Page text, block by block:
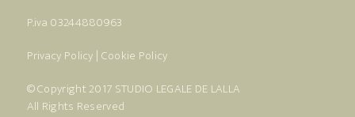
P.iva 03244880963
Privacy Policy | Cookie Policy
© Copyright 2017 STUDIO LEGALE DE LALLA
All Rights Reserved